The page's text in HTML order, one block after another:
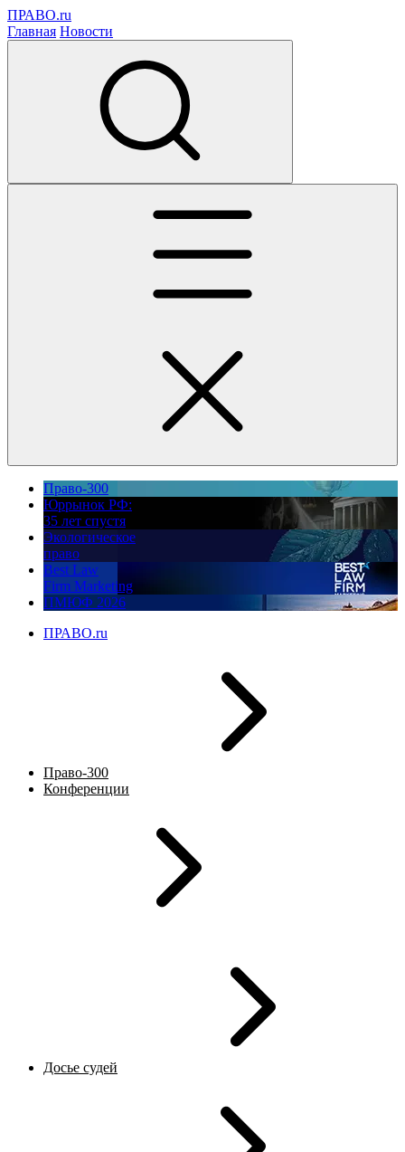
ПРАВО.ru
Главная Новости
Право-300
Юррынок РФ:
35 лет спустя
Экологическое
право
Best Law
Firm Marketing
ПМЮФ 2026
ПРАВО.ru
Право-300
Конференции
Досье судей